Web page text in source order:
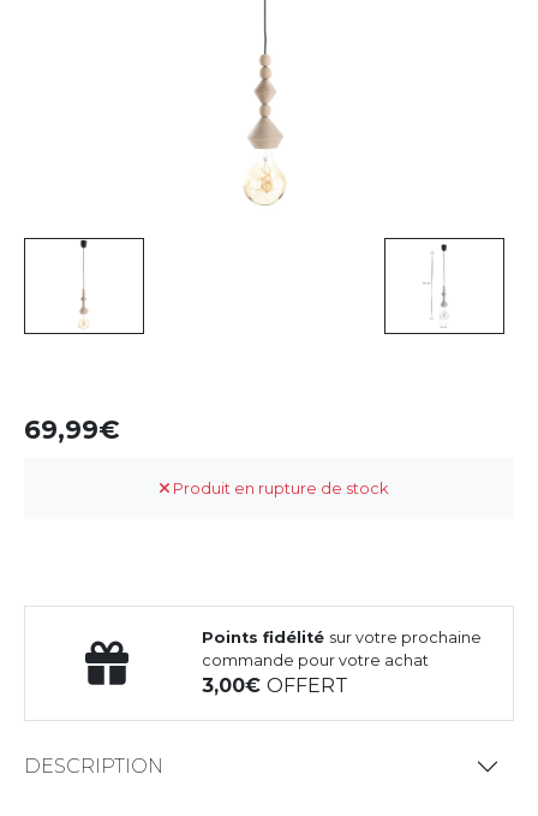
69,99
Produit en rupture de stock
Points fidélité sur votre prochaine
commande pour votre achat
3,00OFFERT
DESCRIPTION